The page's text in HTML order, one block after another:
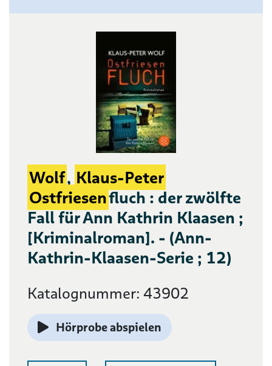
Wolf, Klaus-Peter
Ostfriesenfluch : der zwölfte
Fall für Ann Kathrin Klaasen ;
[Kriminalroman]. - (Ann-
Kathrin-Klaasen-Serie ; 12)
Katalognummer: 43902
Hörprobe abspielen